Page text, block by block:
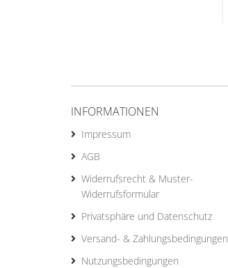
INFORMATIONEN
Impressum
AGB
Widerrufsrecht & Muster-
Widerrufsformular
Privatsphäre und Datenschutz
Versand- & Zahlungsbedingungen
Nutzungsbedingungen